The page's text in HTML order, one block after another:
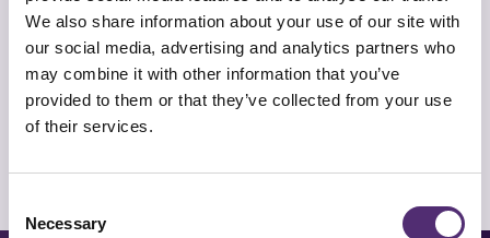
We also share information about your use of our site with
our social media, advertising and analytics partners who
may combine it with other information that you’ve
provided to them or that they’ve collected from your use
of their services.
Selection
Necessary
Meer halen uit de generatie babyboomer? Onze
training ‘Grijs Talent’ ondersteunt organisaties het
beste te halen uit medewerkers. Neem contact op
over de mogelijkheden.